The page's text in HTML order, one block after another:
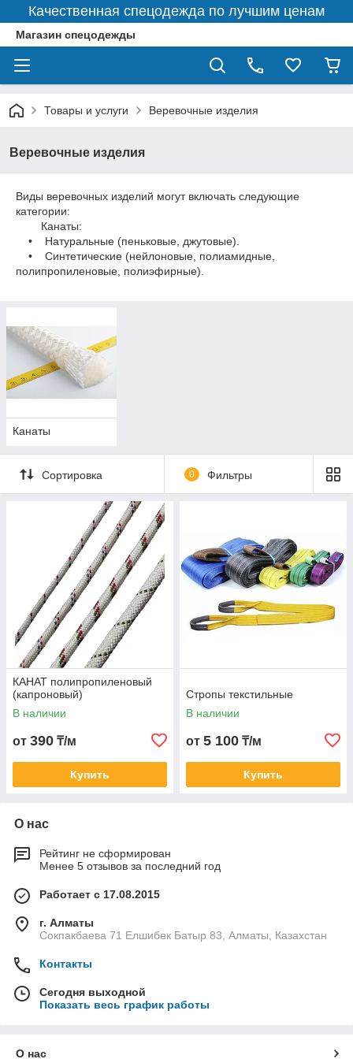
Качественная спецодежда по лучшим ценам
Магазин спецодежды
Товары и услуги Веревочные изделия
Веревочные изделия
Виды веревочных изделий могут включать следующие
категории:
Канаты:
• Натуральные (пеньковые, джутовые).
• Синтетические (нейлоновые, полиамидные,
полипропиленовые, полиэфирные).
Канаты
Сортировка 0 Фильтры
КАНАТ полипропиленовый
(капроновый)
В наличии
от 390 ₸/м
Купить
Стропы текстильные
В наличии
от 5 100 ₸/м
Купить
О нас
Рейтинг не сформирован
Менее 5 отзывов за последний год
Работает с 17.08.2015
г. Алматы
Сокпакбаева 71 Елшибек Батыр 83, Алматы, Казахстан
Контакты
Сегодня выходной
Показать весь график работы
О нас